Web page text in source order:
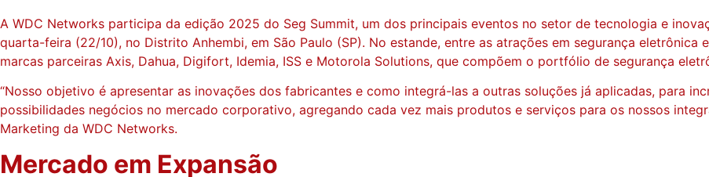
A WDC Networks participa da edição 2025 do Seg Summit, um dos principais eventos no setor de tecnologia e
quarta-feira (22/10), no Distrito Anhembi, em São Paulo (SP). No estande, entre as atrações em segurança eletrônica
marcas parceiras Axis, Dahua, Digifort, Idemia, ISS e Motorola Solutions, que compõem o portfólio de segurança
“Nosso objetivo é apresentar as inovações dos fabricantes e como integrá-las a outras soluções já aplicadas, para
possibilidades negócios no mercado corporativo, agregando cada vez mais produtos e serviços para os nossos
Marketing da WDC Networks.
Mercado em Expansão